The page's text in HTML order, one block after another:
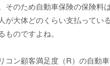
そのため自動車保険の保険料
が大体どのくらい支払ってい
ものですよね。
コン顧客満足度（R）の自動